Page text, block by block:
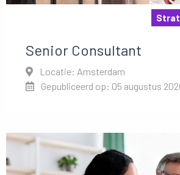
Senior Consultant
Locatie: Amsterdam
Gepubliceerd op: 05 augustus